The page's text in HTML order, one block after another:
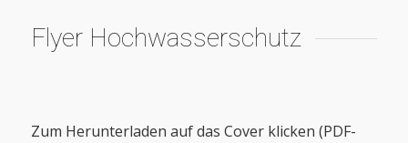
Flyer Hochwasserschutz
Zum Herunterladen auf das Cover klicken (PDF-